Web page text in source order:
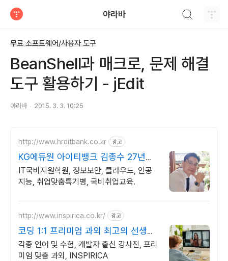
야라바
무료 소프트웨어/사용자 도구
BeanShell과 매크로, 문제 해결
도구 활용하기 - jEdit
야라바 2015. 3. 3. 10:25
http://www.hrditbank.co.kr 광고
KG에듀원 아이티뱅크 김종수 27년경
력전문가 IT취업상담
IT국비지원학원, 정보보안, 클라우드, 인공
지능, 취업맞춤특기병, 국비취업교육.
http://www.inspirica.co.kr/ 광고
코딩 1:1 프리미엄 과외 최고의 선생님
들과 함께
각종 언어 및 수험, 개발자 출신 강사진, 프리
미엄 맞춤 과외, INSPIRICA